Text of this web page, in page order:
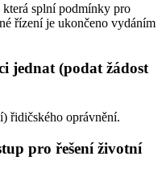
která splní podmínky pro
řízení je ukončeno vydáním
jednat (podat žádost
řidičského oprávnění.
pro řešení životní